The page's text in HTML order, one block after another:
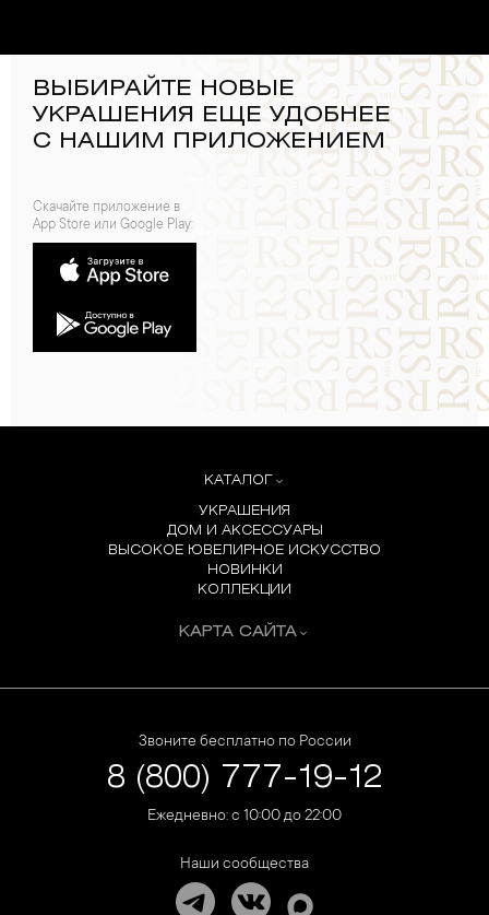
ВЫБИРАЙТЕ НОВЫЕ
УКРАШЕНИЯ ЕЩЕ УДОБНЕЕ
С НАШИМ ПРИЛОЖЕНИЕМ
Скачайте приложение в
App Store или Google Play:
КАТАЛОГ
УКРАШЕНИЯ
ДОМ И АКСЕССУАРЫ
ВЫСОКОЕ ЮВЕЛИРНОЕ ИСКУССТВО
НОВИНКИ
КОЛЛЕКЦИИ
КАРТА САЙТА
Звоните бесплатно по России
8 (800) 777-19-12
Ежедневно: с 10:00 до 22:00
Наши сообщества